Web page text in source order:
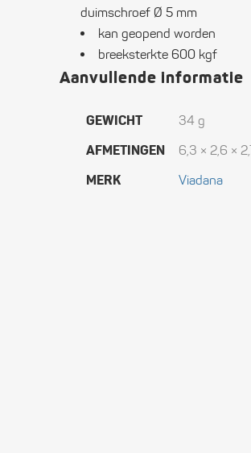
duimschroef Ø 5 mm
kan geopend worden
breeksterkte 600 kgf
Aanvullende informatie
GEWICHT 34 g
AFMETINGEN 6,3 × 2,6 ×
MERK Viadana